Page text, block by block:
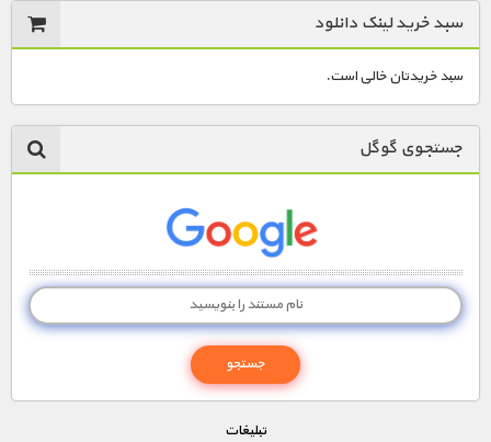
سبد خرید لینک دانلود
سبد خریدتان خالی است.
جستجوی گوگل
تبليغات